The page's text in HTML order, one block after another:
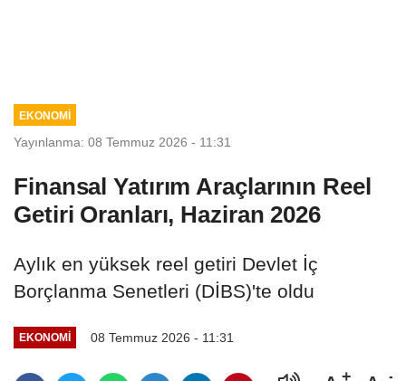
EKONOMİ
Yayınlanma: 08 Temmuz 2026 - 11:31
Finansal Yatırım Araçlarının Reel
Getiri Oranları, Haziran 2026
Aylık en yüksek reel getiri Devlet İç
Borçlanma Senetleri (DİBS)'te oldu
EKONOMİ 08 Temmuz 2026 - 11:31